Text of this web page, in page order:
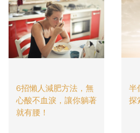
6招懶人減肥方法，無
心酸不血淚，讓你躺著
就有腰！
半
探